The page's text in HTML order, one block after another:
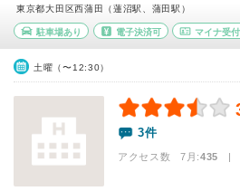
東京都大田区西蒲田（蓮沼駅、蒲田駅）
駐車場あり 電子決済可 マイナ受付
土曜（〜12:30）
3件
アクセス数 7月:435 |